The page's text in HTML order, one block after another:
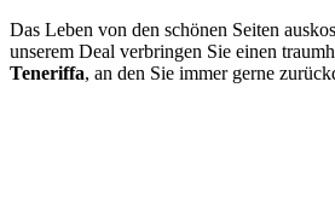
Das Leben von den schönen Seiten
unserem Deal verbringen Sie einen
Teneriffa, an den Sie immer gerne